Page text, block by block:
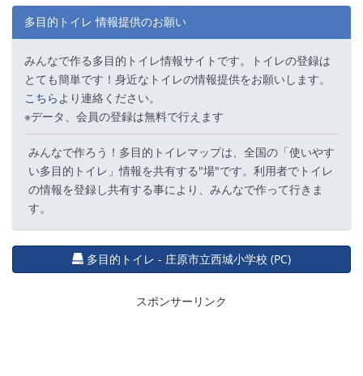
多目的トイレ 情報提供のお願い
みんなで作る多目的トイレ情報サイトです。トイレの登録は
とても簡単です！身近なトイレの情報提供をお願いします。
こちらより連絡ください。
※データ、会員の登録は無料で行えます
みんなで作ろう！多目的トイレマップは、全国の「使いやす
い多目的トイレ」情報を共有する"場"です。利用者でトイレ
の情報を登録し共有する事により、みんなで作って行きま
す。
多目的トイレ - 庄原市立西城小学校 (PC)
スポンサーリンク